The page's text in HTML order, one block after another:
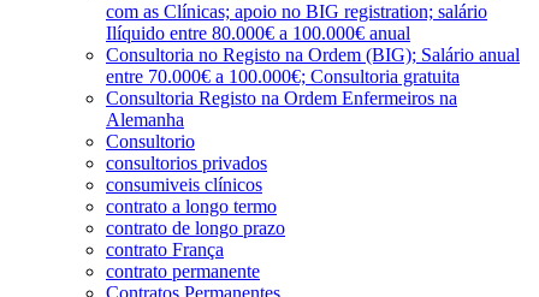
com as Clínicas; apoio no BIG registration; salário
Ilíquido entre 80.000€ a 100.000€ anual
Consultoria no Registo na Ordem (BIG); Salário anual
entre 70.000€ a 100.000€; Consultoria gratuita
Consultoria Registo na Ordem Enfermeiros na
Alemanha
Consultorio
consultorios privados
consumiveis clínicos
contrato a longo termo
contrato de longo prazo
contrato França
contrato permanente
Contratos Permanentes